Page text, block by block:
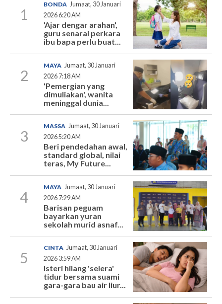
1
BONDA Jumaat, 30 Januari
2026 6:20 AM
'Ajar dengar arahan',
guru senarai perkara
ibu bapa perlu buat...
2
MAYA Jumaat, 30 Januari
2026 7:18 AM
'Pemergian yang
dimuliakan', wanita
meninggal dunia...
3
MASSA Jumaat, 30 Januari
2026 5:20 AM
Beri pendedahan awal,
standard global, nilai
teras, My Future...
4
MAYA Jumaat, 30 Januari
2026 7:29 AM
Barisan peguam
bayarkan yuran
sekolah murid asnaf...
5
CINTA Jumaat, 30 Januari
2026 3:59 AM
Isteri hilang 'selera'
tidur bersama suami
gara-gara bau air liur...